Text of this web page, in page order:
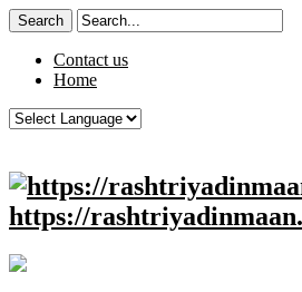
Contact us
Home
https://